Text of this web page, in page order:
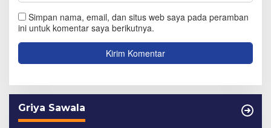
Simpan nama, email, dan situs web saya pada peramban
ini untuk komentar saya berikutnya.
Griya Sawala